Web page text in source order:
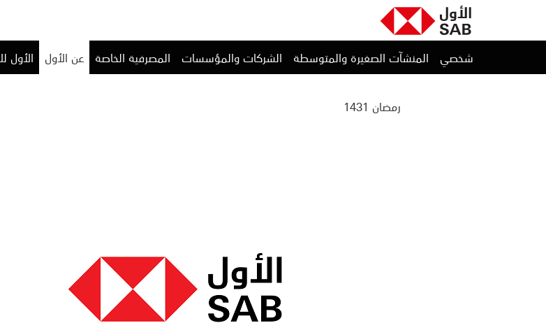
شخصي المنشآت الصغيرة والمتوسطة الشركات والمؤسسات المصرفية الخاصة عن الأول الأول
رمضان 1431